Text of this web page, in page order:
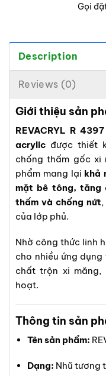
Gọi
Description
Reviews (0)
Giới thiệu sản
REVACRYL R 4397
acrylic được thiết
chống thấm gốc xi
phẩm mang lại khả
mặt bê tông, tăng
thấm và chống nứt
của lớp phủ.
Nhờ công thức linh
cho nhiều ứng
chất trộn xi măng,
hoạt.
Thông tin sản
Tên sản phẩm:
Dạng: Nhũ tương